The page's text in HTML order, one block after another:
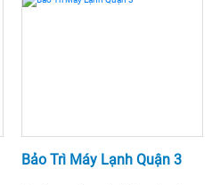
Bảo Trì Máy Lạnh Quận 3